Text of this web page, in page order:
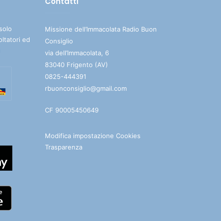
ed
Missione dell’Immacolata Radio Buon
Consiglio
via dell’Immacolata, 6
83040 Frigento (AV)
0825-444391
rbuonconsiglio@gmail.com
CF 90005450649
Modifica impostazione Cookies
Trasparenza